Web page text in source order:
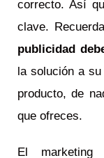
correcto. Así
clave.
publicidad
la solución a
producto, de
que ofreces.
El